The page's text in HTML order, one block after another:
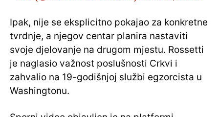
Ipak, nije se eksplicitno pokajao za konkretne
tvrdnje, a njegov centar planira nastaviti
svoje djelovanje na drugom mjestu. Rossetti
je naglasio važnost poslušnosti Crkvi i
zahvalio na 19-godišnjoj službi egzorcista u
Washingtonu.